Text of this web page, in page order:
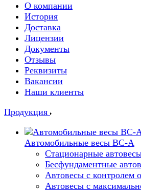
О компании
История
Доставка
Лицензии
Документы
Отзывы
Реквизиты
Вакансии
Наши клиенты
Продукция
Автомобильные весы ВС-А
Стационарные
Бесфундаментные
Автовесы с контролем
Автовесы с